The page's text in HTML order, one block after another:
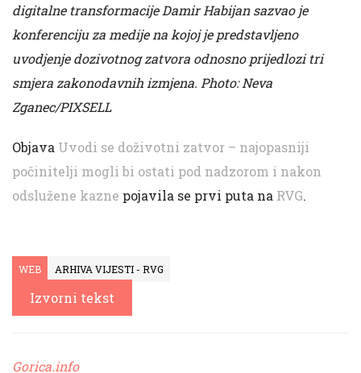
digitalne transformacije Damir Habijan sazvao je
konferenciju za medije na kojoj je predstavljeno
uvodjenje dozivotnog zatvora odnosno prijedlozi tri
smjera zakonodavnih izmjena. Photo: Neva
Zganec/PIXSELL
Objava Uvodi se doživotni zatvor – najopasniji
počinitelji mogli bi ostati pod nadzorom i nakon
odslužene kazne pojavila se prvi puta na RVG.
WEB ARHIVA VIJESTI - RVG
Izvorni tekst
Gorica.info